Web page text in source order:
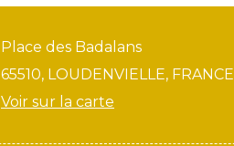
Place des Badalans
65510, LOUDENVIELLE, FRANCE
Voir sur la carte